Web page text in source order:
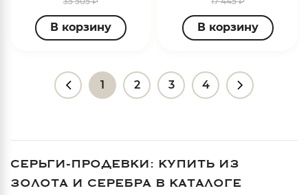
В корзину В корзину
1 2 3 4
СЕРЬГИ-ПРОДЕВКИ: КУПИТЬ ИЗ
ЗОЛОТА И СЕРЕБРА В КАТАЛОГЕ